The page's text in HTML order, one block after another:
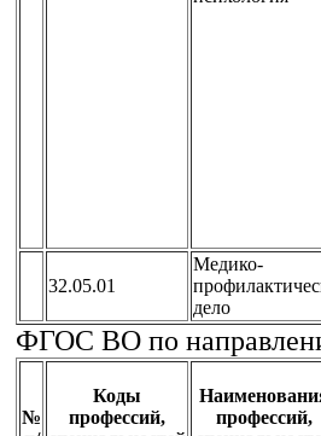
32.05.01
Медико-
дело
ФГОС ВО по
№
Коды
профессий,
профессий,